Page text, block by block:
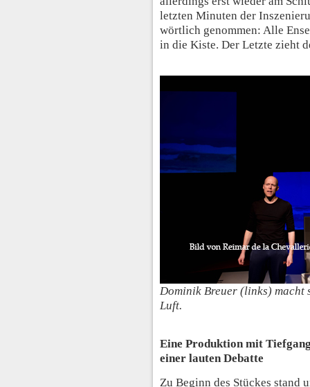
letzten Minuten der
wörtlich genommen: Alle
in die Kiste. Der Letzte zieht
Dominik Breuer (links) macht
Luft.
Eine Produktion mit
einer lauten Debatte
Zu Beginn des Stückes stand